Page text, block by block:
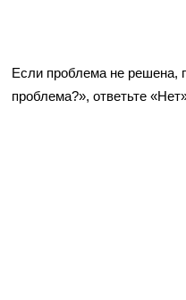
Если проблема не решена,
проблема?», ответьте